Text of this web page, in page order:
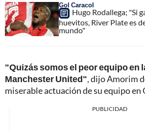
Gol Caracol
Hugo Rodallega; "Si
huevitos, River Plate es
mundo"
"Quizás somos el peor equipo en
Manchester United", dijo Amorim
miserable actuación de su equipo en
PUBLICIDAD